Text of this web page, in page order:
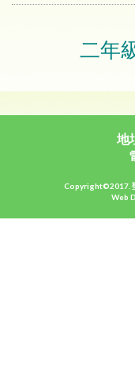
二年
地
Copyright©2017.
Web